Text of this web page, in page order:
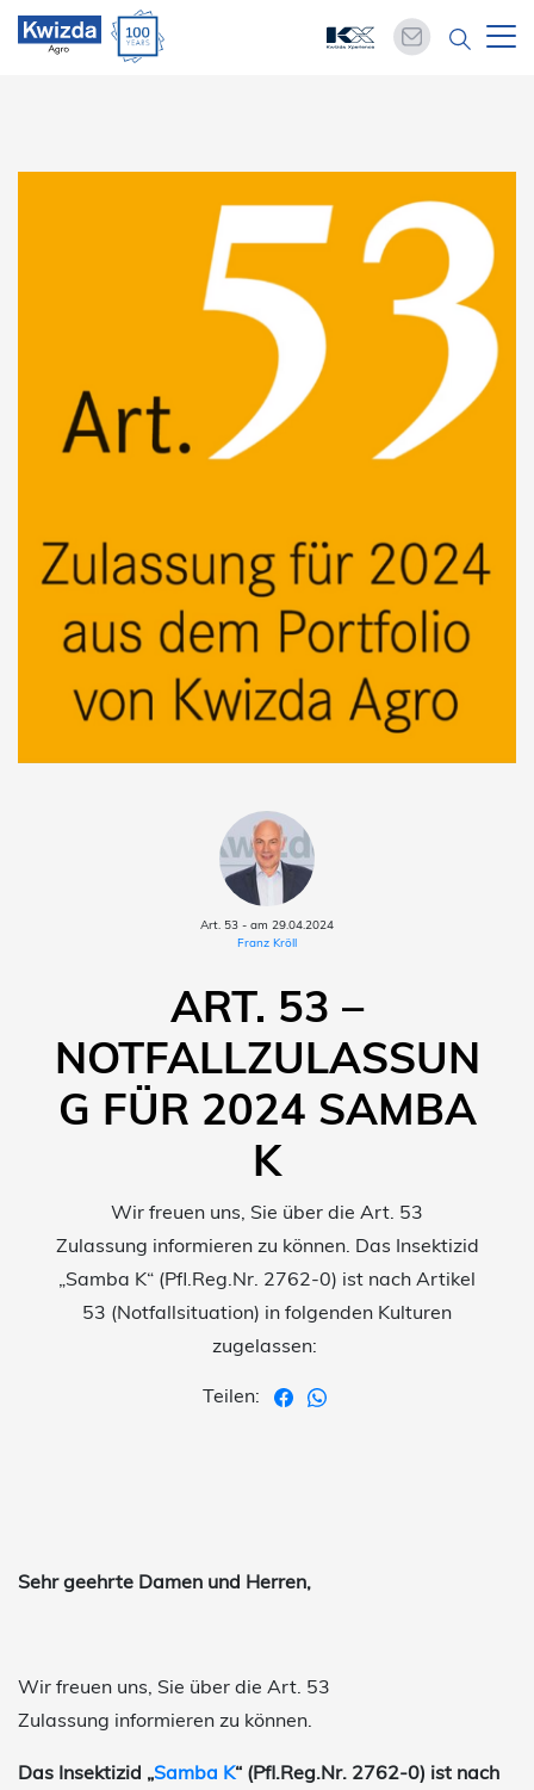
Art. 53 - am 29.04.2024
Franz Kröll
ART. 53 –
NOTFALLZULASSUN
G FÜR 2024 SAMBA
K
Wir freuen uns, Sie über die Art. 53
Zulassung informieren zu können. Das Insektizid
„Samba K“ (Pfl.Reg.Nr. 2762-0) ist nach Artikel
53 (Notfallsituation) in folgenden Kulturen
zugelassen:
Teilen:
Sehr geehrte Damen und Herren,
Wir freuen uns, Sie über die Art. 53
Zulassung informieren zu können.
Das Insektizid „Samba K“ (Pfl.Reg.Nr. 2762-0) ist nach